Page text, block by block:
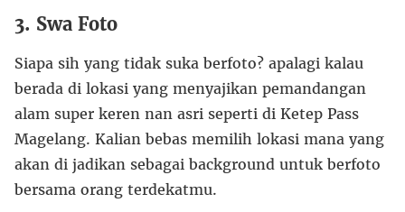
3. Swa Foto
Siapa sih yang tidak suka berfoto? apalagi kalau
berada di lokasi yang menyajikan pemandangan
alam super keren nan asri seperti di Ketep Pass
Magelang. Kalian bebas memilih lokasi mana yang
akan di jadikan sebagai background untuk berfoto
bersama orang terdekatmu.